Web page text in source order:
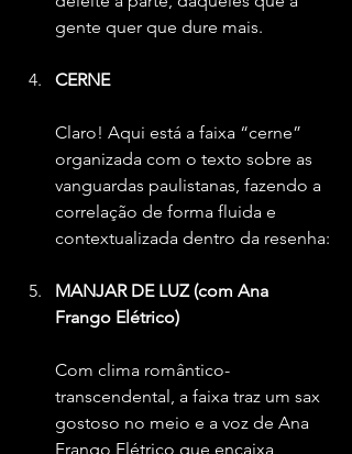
gente quer que dure mais.
CERNE
Claro! Aqui está a faixa “cerne”
organizada com o texto sobre as
vanguardas paulistanas, fazendo a
correlação de forma fluida e
contextualizada dentro da resenha:
MANJAR DE LUZ (com Ana
Frango Elétrico)
Com clima romântico-
transcendental, a faixa traz um sax
gostoso no meio e a voz de Ana
Frango Elétrico que encaixa